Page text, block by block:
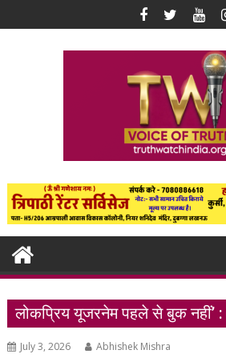
to
लोकप्रिय यूजरनेम पहले से बुक नहीं’ :
July 3, 2026 Abhishek Mishra